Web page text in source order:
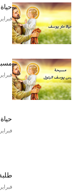
فبراير 20, 2026
فبراير 20, 2026
فبراير 20, 2026
فبراير 20, 2026